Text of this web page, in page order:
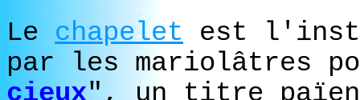
Le chapelet est
par les mariolâtres
cieux", un titre païen